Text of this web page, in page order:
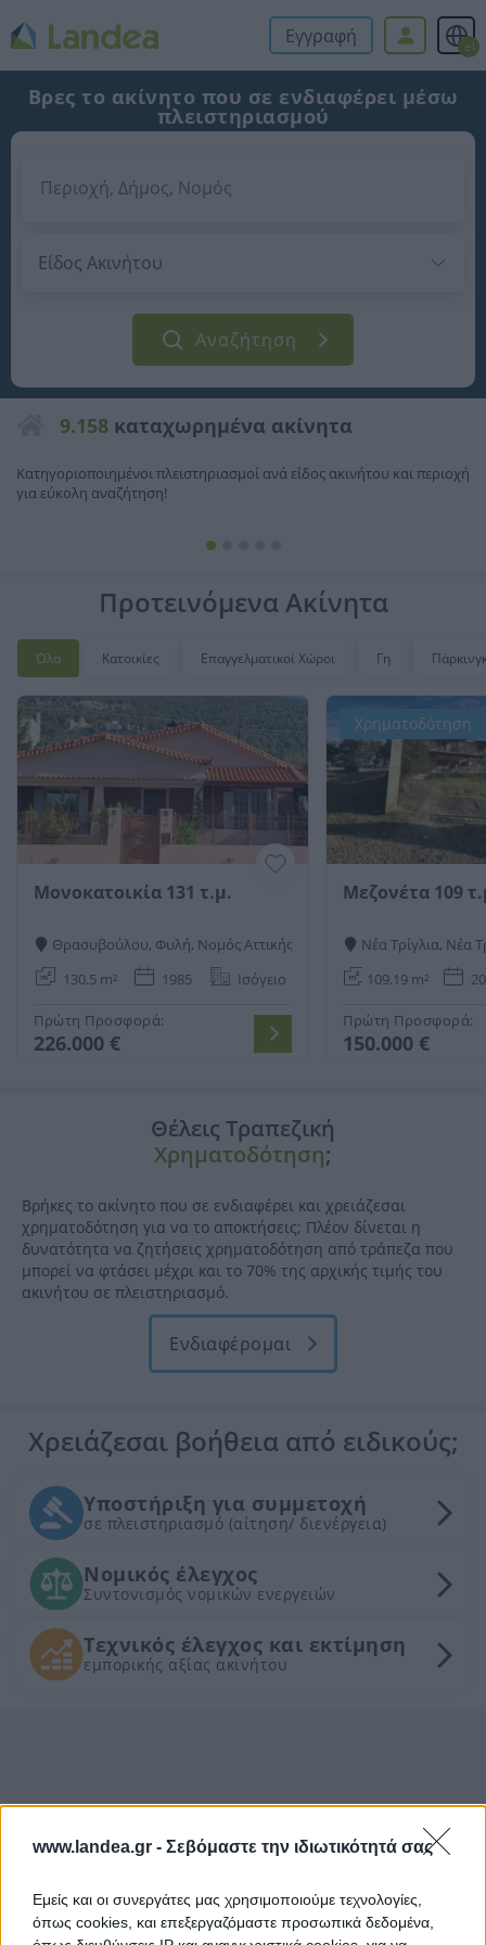
www.landea.gr - Σεβόμαστε την ιδιωτικότητά σας
Εμείς και οι συνεργάτες μας χρησιμοποιούμε τεχνολογίες,
όπως cookies, και επεξεργαζόμαστε προσωπικά δεδομένα,
Εγγραφή el
Βρες το ακίνητο που σε ενδιαφέρει μέσω
πλειστηριασμού
Αναζήτηση
9.158 καταχωρημένα ακίνητα
Κατηγοριοποιημένοι πλειστηριασμοί ανά είδος ακινήτου και περιοχή
για εύκολη αναζήτηση!
Προτεινόμενα Ακίνητα
Όλα Κατοικίες Επαγγελματικοί Χώροι Γη
Μονοκατοικία 131 τ.μ.
Θρασυβούλου, Φυλή, Νομός Αττικής
130.5 m²
1985 Ισόγειο
Πρώτη Προσφορά:
226.000 €
Χρηματοδότηση
Μεζονέτα 109
Νέα Τρίγλια, Νέα
109.19 m²
Πρώτη Προσφορά:
150.000 €
Θέλεις Τραπεζική
Χρηματοδότηση;
Βρήκες το ακίνητο που σε ενδιαφέρει και χρειάζεσαι
χρηματοδότηση για να το αποκτήσεις; Πλέον δίνεται η
δυνατότητα να ζητήσεις χρηματοδότηση από τράπεζα που
μπορεί να φτάσει μέχρι και το 70% της αρχικής τιμής του
ακινήτου σε πλειστηριασμό.
Ενδιαφέρομαι
Χρειάζεσαι βοήθειααπό ειδικούς;
Υποστήριξη για συμμετοχή
σε πλειστηριασμό (αίτηση/ διενέργεια)
Νομικός έλεγχος
Συντονισμός νομικών ενεργειών
Τεχνικός έλεγχος και εκτίμηση
εμπορικής αξίας ακινήτου